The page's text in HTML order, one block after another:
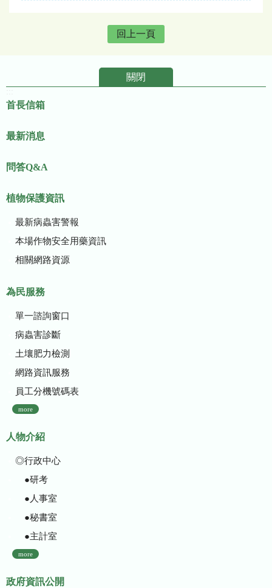
回上一頁
關閉
首長信箱
最新消息
問答Q&A
植物保護資訊
最新病蟲害警報
本場作物安全用藥資訊
相關網路資源
為民服務
單一諮詢窗口
病蟲害診斷
土壤肥力檢測
網路資訊服務
員工分機號碼表
more
人物介紹
◎行政中心
●研考
●人事室
●秘書室
●主計室
more
政府資訊公開